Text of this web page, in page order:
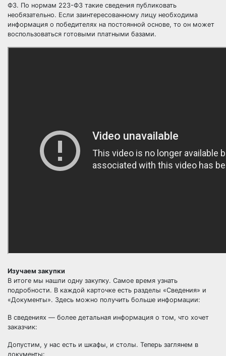
ФЗ. По нормам 223-ФЗ такие сведения публиковать
необязательно. Если заинтересованному лицу необходима
информация о победителях на постоянной основе, то он может
воспользоваться готовыми платными базами.
Изучаем закупки
В итоге мы нашли одну закупку. Самое время узнать
подробности. В каждой карточке есть разделы «Сведения» и
«Документы». Здесь можно получить больше информации:
В сведениях — более детальная информация о том, что хочет
заказчик:
Допустим, у нас есть и шкафы, и столы. Теперь заглянем в
документы: